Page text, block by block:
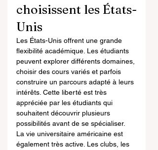
choisissent les États-
Unis
Les États-Unis offrent une grande
flexibilité académique. Les étudiants
peuvent explorer différents domaines,
choisir des cours variés et parfois
construire un parcours adapté à leurs
intérêts. Cette liberté est très
appréciée par les étudiants qui
souhaitent découvrir plusieurs
possibilités avant de se spécialiser.
La vie universitaire américaine est
également très active. Les clubs, les